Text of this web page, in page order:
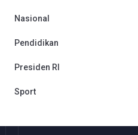
Nasional
Pendidikan
Presiden RI
Sport